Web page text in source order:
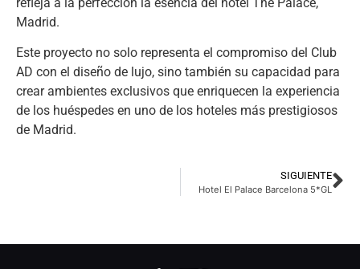
Madrid.
Este proyecto no solo representa el compromiso del Club
AD con el diseño de lujo, sino también su capacidad para
crear ambientes exclusivos que enriquecen la experiencia
de los huéspedes en uno de los hoteles más prestigiosos
de Madrid.
SIGUIENTE
Hotel El Palace Barcelona 5*GL